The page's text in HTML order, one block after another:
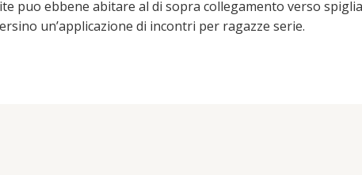
puo ebbene abitare al di sopra collegamento verso
un’applicazione di incontri per ragazze serie.